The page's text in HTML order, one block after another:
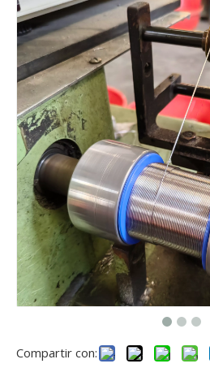
Compartir con: